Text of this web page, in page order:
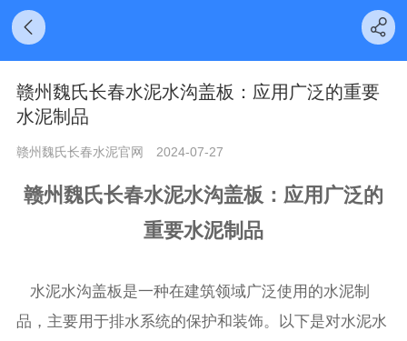
赣州魏氏长春水泥水沟盖板：应用广泛的重要
水泥制品
赣州魏氏长春水泥官网 2024-07-27
赣州魏氏长春水泥水沟盖板：应用广泛的
重要水泥制品
水泥水沟盖板是一种在建筑领域广泛使用的水泥制
品，主要用于排水系统的保护和装饰。以下是对水泥水